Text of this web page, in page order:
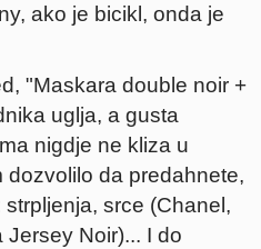
ako je bicikl, onda je
"Maskara double noir +
uglja, a gusta
nigdje ne kliza u
dozvolilo da predahnete,
srce (Chanel,
Noir)... I do